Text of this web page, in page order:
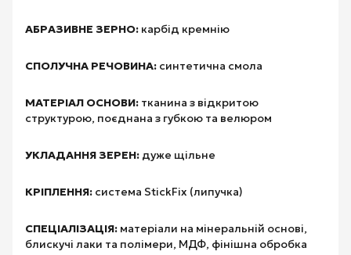
АБРАЗИВНЕ ЗЕРНО: карбід кремнію
СПОЛУЧНА РЕЧОВИНА: синтетична смола
МАТЕРІАЛ ОСНОВИ: тканина з відкритою
структурою, поєднана з губкою та велюром
УКЛАДАННЯ ЗЕРЕН: дуже щільне
КРІПЛЕННЯ: система StickFix (липучка)
СПЕЦІАЛІЗАЦІЯ: матеріали на мінеральній основі,
блискучі лаки та полімери, МДФ, фінішна обробка